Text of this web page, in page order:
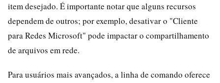
item desejado. É importante notar que alguns recursos
dependem de outros; por exemplo, desativar o "Cliente
para Redes Microsoft" pode impactar o compartilhamento
de arquivos em rede.
Para usuários mais avançados, a linha de comando oferece